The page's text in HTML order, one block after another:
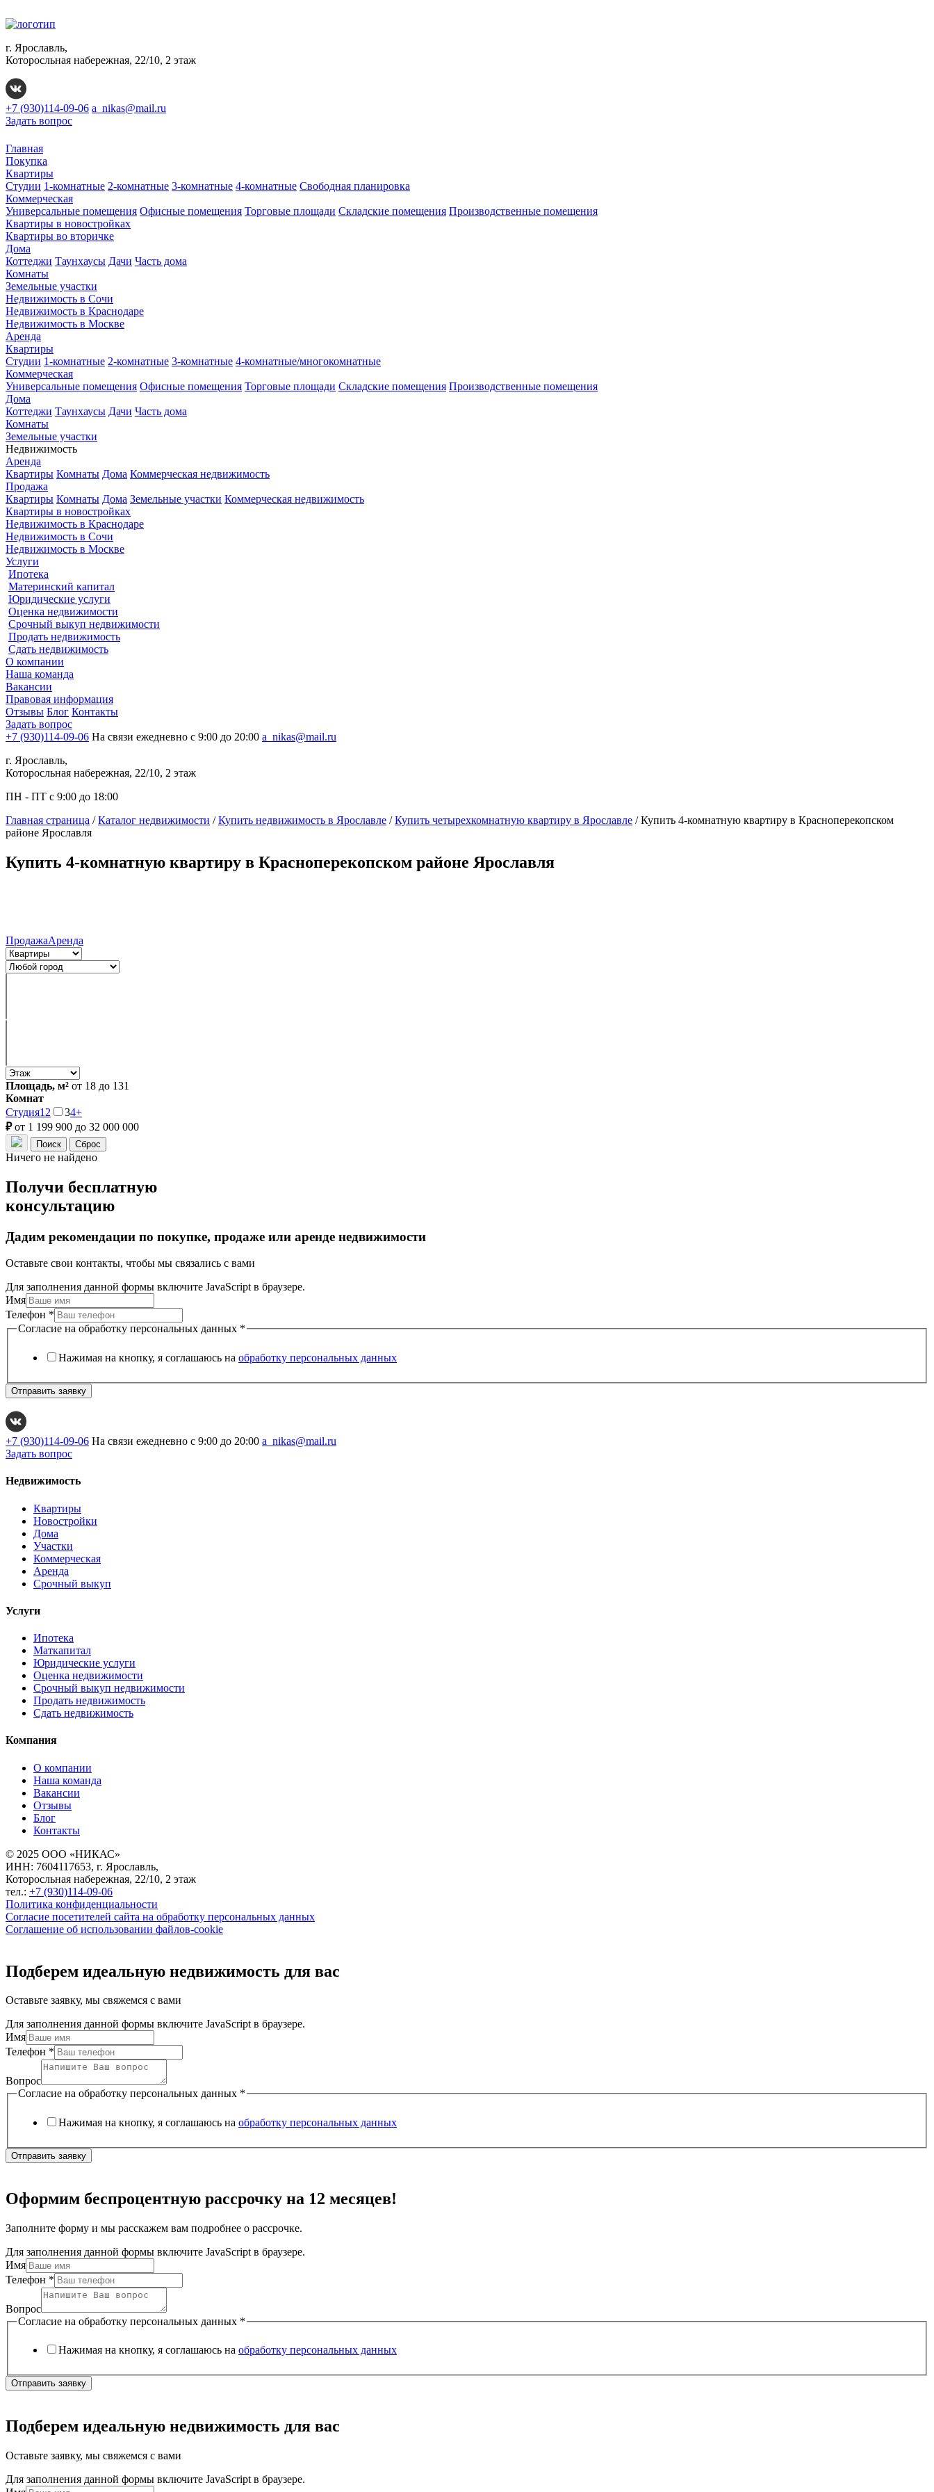
г. Ярославль,
Которосльная набережная, 22/10, 2 этаж
+7 (930)114-09-06 a_nikas@mail.ru
Задать вопрос
Главная
Покупка
Квартиры
Студии 1-комнатные 2-комнатные 3-комнатные 4-комнатные Свободная планировка
Коммерческая
Универсальные помещения Офисные помещения Торговые площади Складские помещения Производственные помещения
Квартиры в новостройках
Квартиры во вторичке
Дома
Коттеджи Таунхаусы Дачи Часть дома
Комнаты
Земельные участки
Недвижимость в Сочи
Недвижимость в Краснодаре
Недвижимость в Москве
Аренда
Квартиры
Студии 1-комнатные 2-комнатные 3-комнатные 4-комнатные/многокомнатные
Коммерческая
Универсальные помещения Офисные помещения Торговые площади Складские помещения Производственные помещения
Дома
Коттеджи Таунхаусы Дачи Часть дома
Комнаты
Земельные участки
Недвижимость
Аренда
Квартиры Комнаты Дома Коммерческая недвижимость
Продажа
Квартиры Комнаты Дома Земельные участки Коммерческая недвижимость
Квартиры в новостройках
Недвижимость в Краснодаре
Недвижимость в Сочи
Недвижимость в Москве
Услуги
Ипотека
Материнский капитал
Юридические услуги
Оценка недвижимости
Срочный выкуп недвижимости
Продать недвижимость
Сдать недвижимость
О компании
Наша команда
Вакансии
Правовая информация
Отзывы Блог Контакты
Задать вопрос
+7 (930)114-09-06 На связи ежедневно с 9:00 до 20:00 a_nikas@mail.ru
г. Ярославль,
Которосльная набережная, 22/10, 2 этаж
ПН - ПТ с 9:00 до 18:00
Главная страница /Каталог недвижимости /Купить недвижимость в Ярославле /Купить четырехкомнатную квартиру в Ярославле /Купить 4-комнатную квартиру в Красноперекопском
районе Ярославля
Купить 4-комнатную квартиру в Красноперекопском районе Ярославля
ПродажаАренда
Площадь, м² от 18 до 131
Комнат
Студия1 2 34+
₽ от 1 199 900 до 32 000 000
Ничего не найдено
Получи бесплатную
консультацию
Дадим рекомендации по покупке, продаже или аренде недвижимости
Оставьте свои контакты, чтобы мы связались с вами
Для заполнения данной формы включите JavaScript в браузере.
Имя
Телефон *
Согласие на обработку персональных данных *
Нажимая на кнопку, я соглашаюсь на обработку персональных данных
Отправить заявку
+7 (930)114-09-06 На связи ежедневно с 9:00 до 20:00 a_nikas@mail.ru
Задать вопрос
Недвижимость
Квартиры
Новостройки
Дома
Участки
Коммерческая
Аренда
Срочный выкуп
Услуги
Ипотека
Маткапитал
Юридические услуги
Оценка недвижимости
Срочный выкуп недвижимости
Продать недвижимость
Сдать недвижимость
Компания
О компании
Наша команда
Вакансии
Отзывы
Блог
Контакты
© 2025 ООО «НИКАС»
ИНН: 7604117653, г. Ярославль,
Которосльная набережная, 22/10, 2 этаж
тел.: +7 (930)114-09-06
Политика конфиденциальности
Согласие посетителей сайта на обработку персональных данных
Соглашение об использовании файлов-cookie
Подберем идеальную недвижимость для вас
Оставьте заявку, мы свяжемся с вами
Для заполнения данной формы включите JavaScript в браузере.
Имя
Телефон *
Вопрос
Согласие на обработку персональных данных *
Нажимая на кнопку, я соглашаюсь на обработку персональных данных
Отправить заявку
Оформим беспроцентную рассрочку на 12 месяцев!
Заполните форму и мы расскажем вам подробнее о рассрочке.
Для заполнения данной формы включите JavaScript в браузере.
Имя
Телефон *
Вопрос
Согласие на обработку персональных данных *
Нажимая на кнопку, я соглашаюсь на обработку персональных данных
Отправить заявку
Подберем идеальную недвижимость для вас
Оставьте заявку, мы свяжемся с вами
Для заполнения данной формы включите JavaScript в браузере.